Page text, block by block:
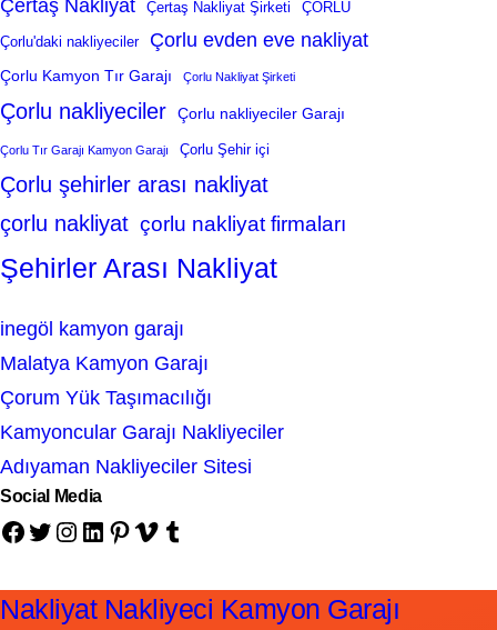
Çertaş Nakliyat Çertaş Nakliyat Şirketi ÇORLU
Çorlu'daki nakliyeciler Çorlu evden eve nakliyat
Çorlu Kamyon Tır Garajı Çorlu Nakliyat Şirketi
Çorlu nakliyeciler Çorlu nakliyeciler Garajı
Çorlu Tır Garajı Kamyon Garajı Çorlu Şehir içi
Çorlu şehirler arası nakliyat
çorlu nakliyat çorlu nakliyat firmaları
Şehirler Arası Nakliyat
inegöl kamyon garajı
Malatya Kamyon Garajı
Çorum Yük Taşımacılığı
Kamyoncular Garajı Nakliyeciler
Adıyaman Nakliyeciler Sitesi
Social Media
Facebook Twitter Instagram LinkedIn Pinterest Vimeo Tumblr
Nakliyat Nakliyeci Kamyon Garajı